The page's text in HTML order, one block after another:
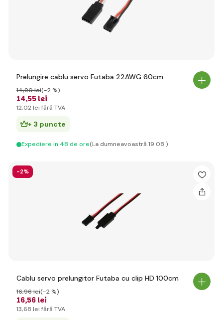
Prelungire cablu servo Futaba 22AWG 60cm
14,55 lei
14,90 lei(-2 %)
12,02 lei fără TVA
+ 3 puncte
Expediere in 48 de ore(La dumneavoastră 19.08.)
-2%
Cablu servo prelungitor Futaba cu clip HD 100cm
16,56 lei
16,96 lei(-2 %)
13,68 lei fără TVA